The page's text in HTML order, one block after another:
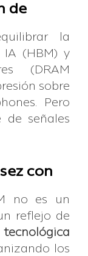
de
la
(HBM) y
(DRAM
sobre
Pero
señales
con
no es un
reflejo de
los